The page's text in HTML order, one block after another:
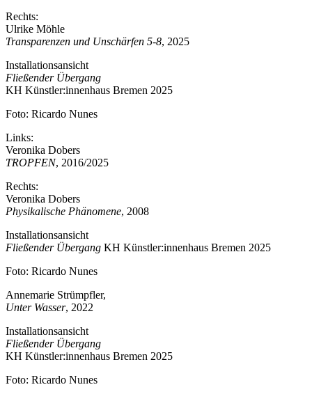
Rechts:
Ulrike Möhle
Transparenzen und Unschärfen 5-8, 2025
Installationsansicht
Fließender Übergang
KH Künstler:innenhaus Bremen 2025
Foto: Ricardo Nunes
Links:
Veronika Dobers
TROPFEN, 2016/2025
Rechts:
Veronika Dobers
Physikalische Phänomene, 2008
Installationsansicht
Fließender Übergang KH Künstler:innenhaus Bremen 2025
Foto: Ricardo Nunes
Annemarie Strümpfler,
Unter Wasser, 2022
Installationsansicht
Fließender Übergang
KH Künstler:innenhaus Bremen 2025
Foto: Ricardo Nunes